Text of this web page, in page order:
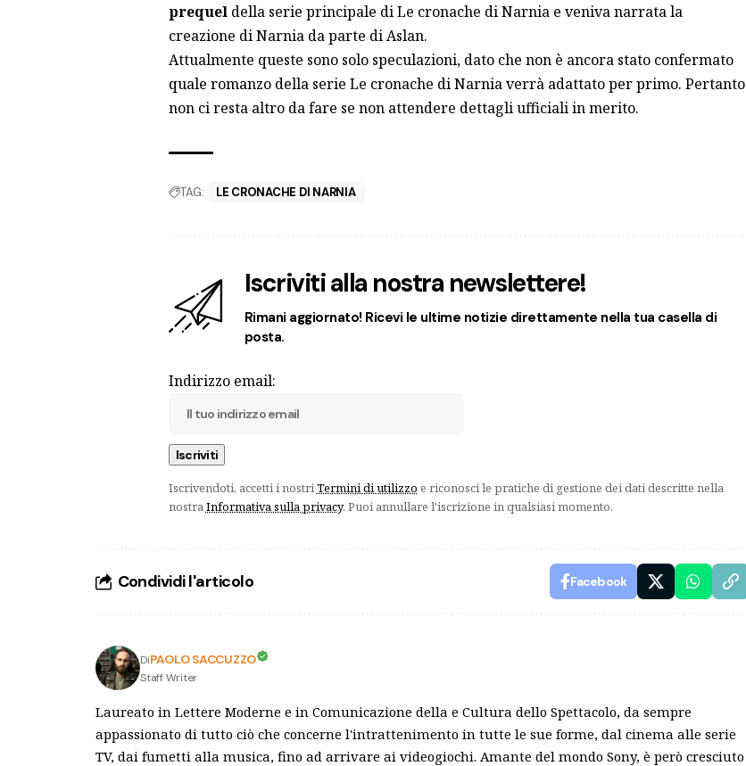
prequeldella serie principale di Le cronache di Narnia e veniva narrata la
creazione di Narnia da parte di Aslan.
Attualmente queste sono solo speculazioni, dato che non è ancora stato confermato
quale romanzo della serie Le cronache di Narnia verrà adattato per primo. Pertanto
non ci resta altro da fare se non attendere dettagli ufficiali in merito.
TAG: LE CRONACHE DI NARNIA
Iscriviti alla nostra newslettere!
Rimani aggiornato! Ricevi le ultime notizie direttamente nella tua casella di
posta.
Indirizzo email:
Iscrivendoti, accetti i nostriTermini di utilizzo e riconosci le pratiche di gestione dei dati descritte nella
nostraInformativa sulla privacy. Puoi annullare l'iscrizione in qualsiasi momento.
Condividi l'articolo Facebook
DiPAOLO SACCUZZO
Staff Writer
Laureato in Lettere Moderne e in Comunicazione della e Cultura dello Spettacolo, da sempre
appassionato di tutto ciò che concerne l'intrattenimento in tutte le sue forme, dal cinema alle serie
TV, dai fumetti alla musica, fino ad arrivare ai videogiochi. Amante del mondo Sony, è però cresciuto